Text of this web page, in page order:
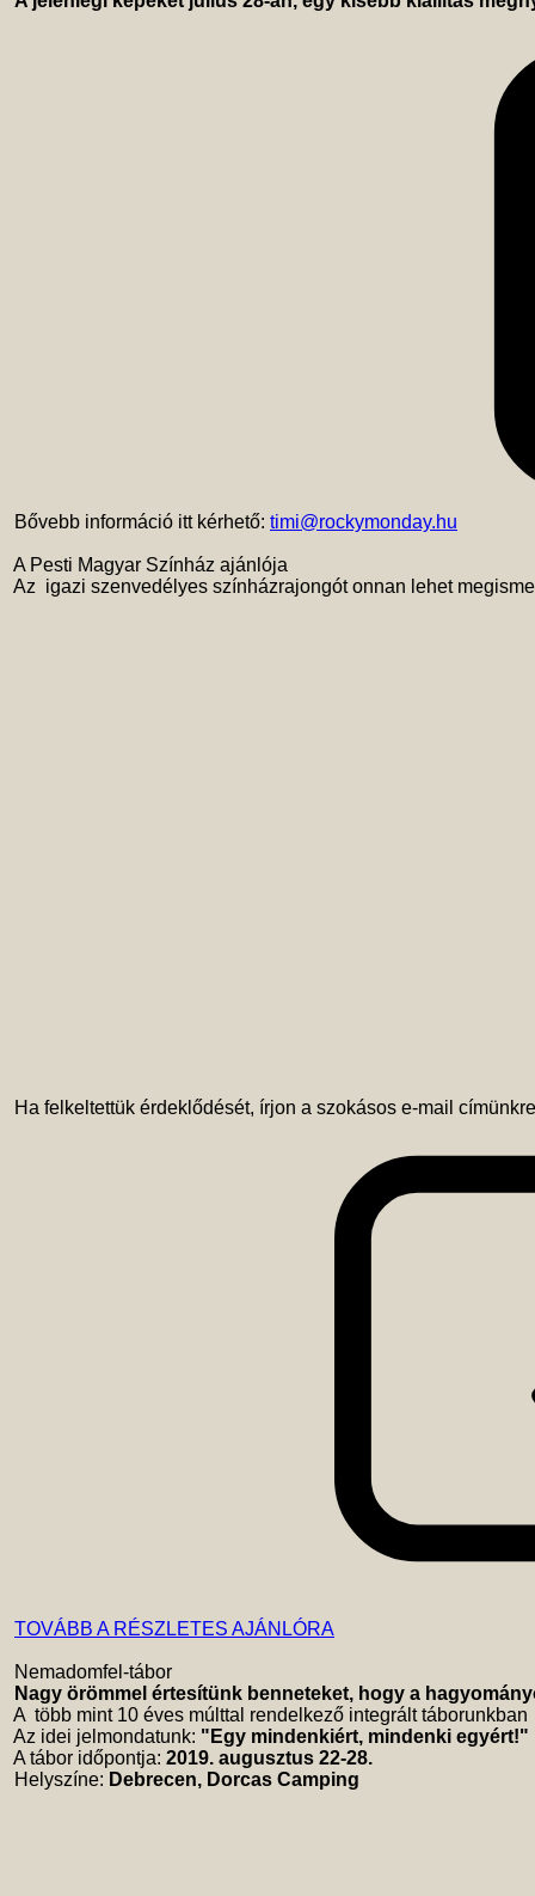
Bővebb információ itt kérhető: timi@rockymonday.hu
A Pesti Magyar Színház ajánlója
Az  igazi szenvedélyes színházrajongót onnan lehet
Ha felkeltettük érdeklődését, írjon a szokásos e-mail
TOVÁBB A RÉSZLETES AJÁNLÓRA
Nemadomfel-tábor
Nagy örömmel értesítünk benneteket, hogy a
A  több mint 10 éves múlttal rendelkező integrált
Az idei jelmondatunk: "Egy mindenkiért, mindenki egyért!"
A tábor időpontja: 2019. augusztus 22-28.
Helyszíne: Debrecen, Dorcas Camping